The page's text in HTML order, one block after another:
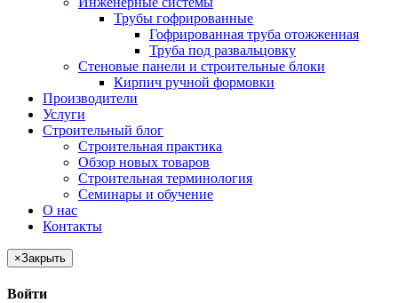
Трубы гофрированные
Гофрированная труба отожженная
Труба под развальцовку
Стеновые панели и строительные блоки
Кирпич ручной формовки
Производители
Услуги
Строительный блог
Строительная практика
Обзор новых товаров
Строительная терминология
Семинары и обучение
О нас
Контакты
×Закрыть
Войти